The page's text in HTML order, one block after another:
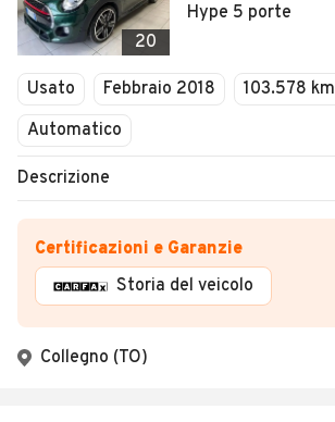
20
Hype 5 porte
Usato Febbraio 2018 103.578 km
Automatico
Descrizione
Certificazioni e Garanzie
Storia del veicolo
Collegno (TO)